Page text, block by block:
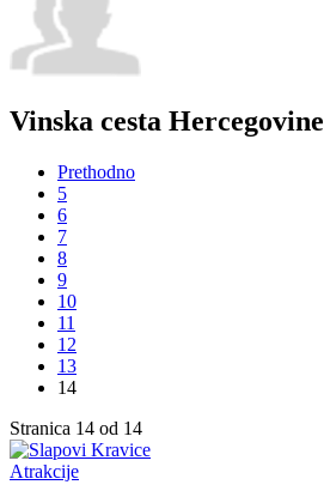
Vinska cesta Hercegovine
Prethodno
5
6
7
8
9
10
11
12
13
14
Stranica 14 od 14
Atrakcije